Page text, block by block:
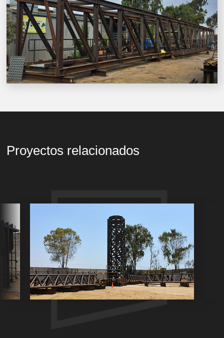
Proyectos relacionados